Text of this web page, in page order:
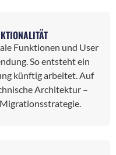
Funktionen und User
So entsteht ein
künftig arbeitet. Auf
Architektur –